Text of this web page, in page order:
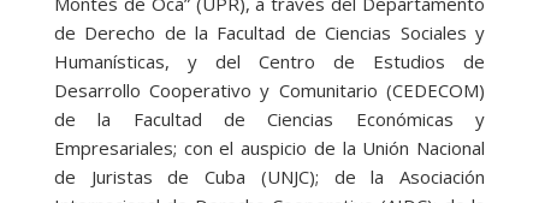
de Derecho de la Facultad de Ciencias Sociales y
Humanísticas, y del Centro de Estudios de
Desarrollo Cooperativo y Comunitario (CEDECOM)
de la Facultad de Ciencias Económicas y
Empresariales; con el auspicio de la Unión Nacional
de Juristas de Cuba (UNJC); de la Asociación